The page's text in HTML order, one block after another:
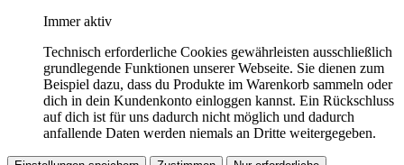
Immer aktiv
Technisch erforderliche Cookies gewährleisten ausschließlich
grundlegende Funktionen unserer Webseite. Sie dienen zum
Beispiel dazu, dass du Produkte im Warenkorb sammeln oder
dich in dein Kundenkonto einloggen kannst. Ein Rückschluss
auf dich ist für uns dadurch nicht möglich und dadurch
anfallende Daten werden niemals an Dritte weitergegeben.